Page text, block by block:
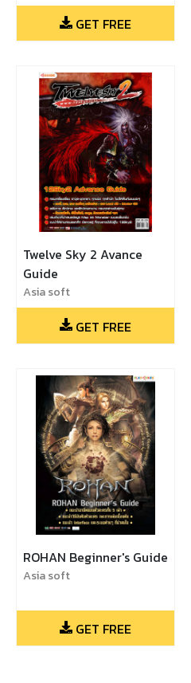
GET FREE
Twelve Sky 2 Avance
Guide
Asia soft
GET FREE
ROHAN Beginner's Guide
Asia soft
GET FREE